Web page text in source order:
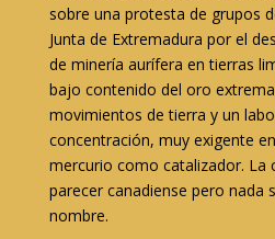
sobre una protesta de grupos
Junta de Extremadura por el
de minería aurífera en tierras
bajo contenido del oro
movimientos de tierra y un
concentración, muy exigente
mercurio como catalizador. La
parecer canadiense pero nada
nombre.